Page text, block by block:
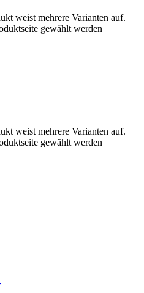
weist mehrere Varianten auf.
gewählt werden
weist mehrere Varianten auf.
gewählt werden